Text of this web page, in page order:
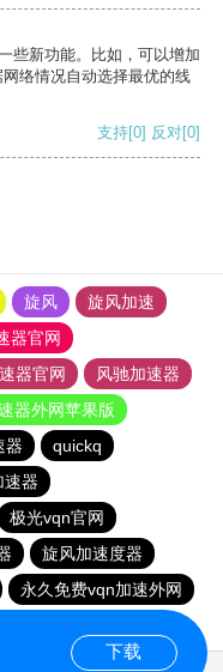
些新功能。比如，可以增加
络情况自动选择最优的线
支持[0] 反对[0]
旋风
旋风加速
器官网
器官网
风驰加速器
器外网苹果版
器
quickq
速器
极光vqn官网
旋风加速度器
永久免费vqn加速外网
下载